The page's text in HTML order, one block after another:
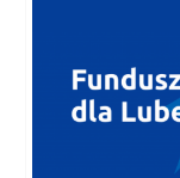
NASZE USŁUGI